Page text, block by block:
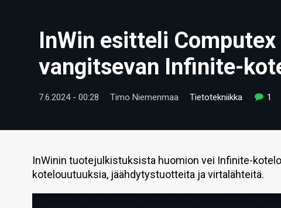
InWin esitteli
vangitsevan Infinite-
7.6.2024 - 00:28 Timo Niemenmaa Tietotekniikka 1
InWinin tuotejulkistuksista huomion vei Infinite-
kotelouutuuksia, jäähdytystuotteita ja virtalähteitä.